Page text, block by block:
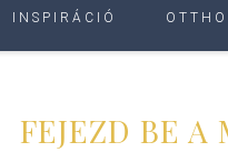
INSPIRÁCIÓ
FEJEZD BE A